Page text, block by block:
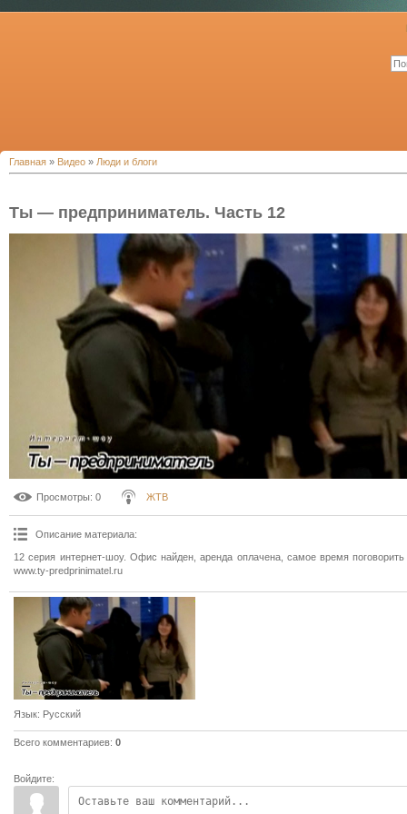
Главная » Видео » Люди и блоги
Ты — предприниматель. Часть 12
Просмотры: 0 ЖТВ
Описание материала:
12 серия интернет-шоу. Офис найден, аренда оплачена, самое время
www.ty-predprinimatel.ru
Язык: Русский
Всего комментариев: 0
Войдите: